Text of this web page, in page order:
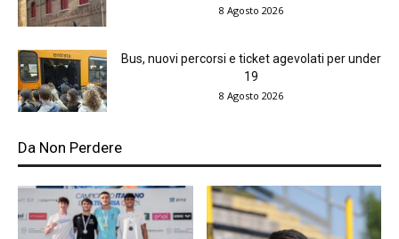
8 Agosto 2026
Bus, nuovi percorsi e ticket agevolati per under
19
8 Agosto 2026
Da Non Perdere